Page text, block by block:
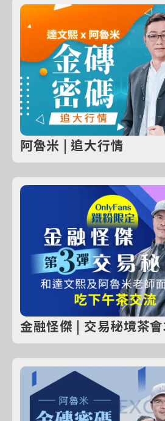
阿魯米 | 追大行情
金融怪傑 | 交易秘境茶